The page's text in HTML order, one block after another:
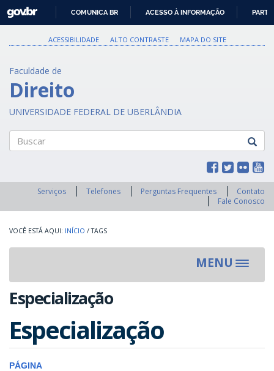
PARA
O
GOVBR
COMUNICA BR ACESSO À INFORMAÇÃO
ACESSIBILIDADE ALTO CONTRASTE MAPA DO SITE
Faculdade de
Direito
UNIVERSIDADE FEDERAL DE UBERLÂNDIA
Serviços Telefones Perguntas Frequentes
Contato
Fale Conosco
INÍCIO / TAGS
MENU
Toggle
Especialização
Especialização
PÁGINA